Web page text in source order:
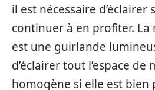
il est nécessaire
continuer à en profiter.
est une guirlande
d’éclairer tout l’espace de
homogène si elle est bien